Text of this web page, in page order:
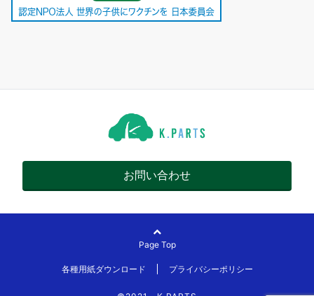
お問い合わせ
Page Top
各種用紙ダウンロード プライバシーポリシー